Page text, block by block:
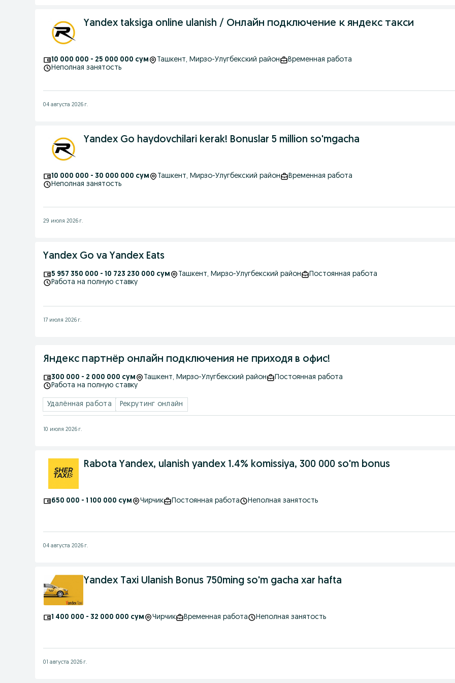
Yandex taksiga online ulanish / Онлайн подключение к яндекс такси
10 000 000 - 25 000 000 сум Ташкент, Мирзо-Улугбекский район
Временная работа
Неполная занятость
04 августа 2026 г.
Yandex Go haydovchilari kerak! Bonuslar 5 million so'mgacha
10 000 000 - 30 000 000 сум Ташкент, Мирзо-Улугбекский район
Временная работа
Неполная занятость
29 июля 2026 г.
Yandex Go va Yandex Eats
5 957 350 000 - 10 723 230 000 сум Ташкент, Мирзо-Улугбекский район
Постоянная работа
Работа на полную ставку
17 июля 2026 г.
Яндекс партнёр онлайн подключения не приходя в офис!
300 000 - 2 000 000 сум Ташкент, Мирзо-Улугбекский район
Постоянная работа
Работа на полную ставку
Удалённая работа Рекрутинг онлайн
10 июля 2026 г.
Rabota Yandex, ulanish yandex 1.4% komissiya, 300 000 so'm bonus
650 000 - 1 100 000 сум Чирчик Постоянная работа Неполная занятость
04 августа 2026 г.
Yandex Taxi Ulanish Bonus 750ming so'm gacha xar hafta
1 400 000 - 32 000 000 сум Чирчик Временная работа Неполная занятость
01 августа 2026 г.